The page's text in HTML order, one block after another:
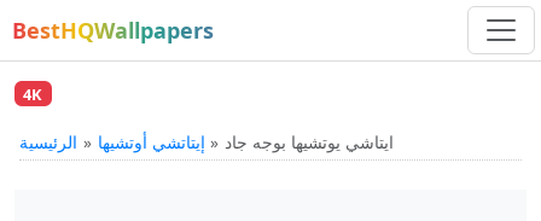
BestHQWallpapers
4K
الرئيسية إيتاتشي أوتشيها ايتاشي يوتشيها بوجه جاد